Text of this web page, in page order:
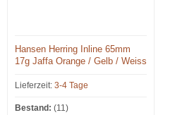
Hansen Herring Inline 65mm
17g Jaffa Orange / Gelb / Weiss
Lieferzeit: 3-4 Tage
Bestand: (11)